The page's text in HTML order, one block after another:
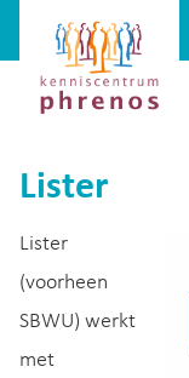
Phrenos
website
Lister
Lister
(voorheen
SBWU) werkt
met